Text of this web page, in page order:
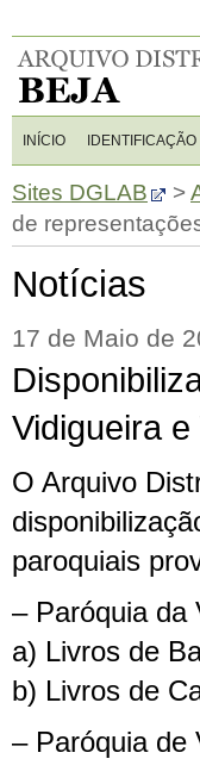
INÍCIO
Sites DGLAB >
de
Notícias
17 de Maio de
Vidigueira
O Arquivo
paroquiais
– Paróquia da
a) Livros de
b) Livros de
– Paróquia de